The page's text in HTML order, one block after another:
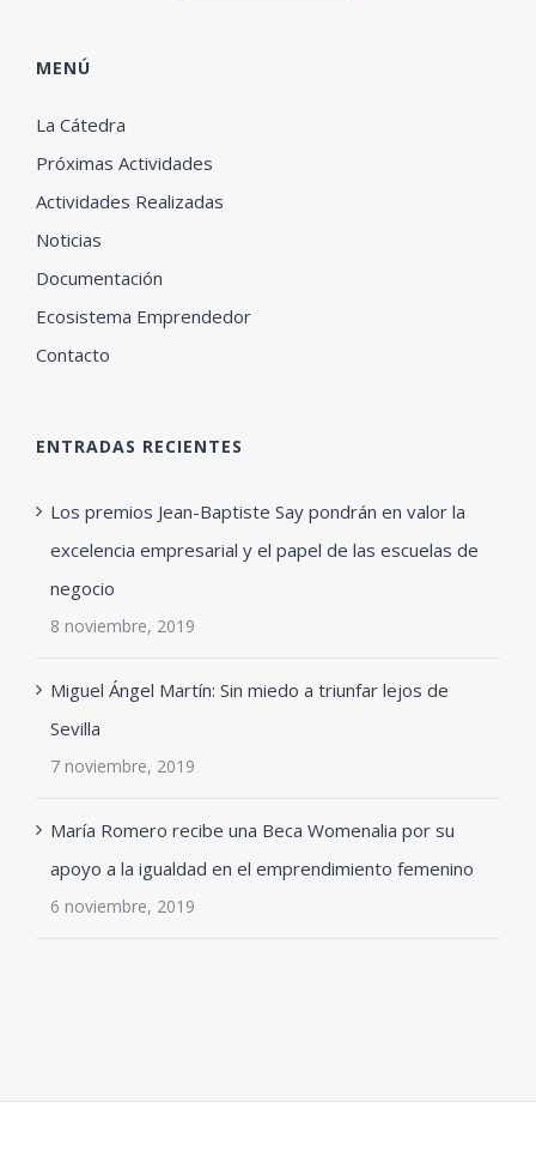
MENÚ
La Cátedra
Próximas Actividades
Actividades Realizadas
Noticias
Documentación
Ecosistema Emprendedor
Contacto
ENTRADAS RECIENTES
Los premios Jean-Baptiste Say pondrán en valor la
excelencia empresarial y el papel de las escuelas de
negocio
8 noviembre, 2019
Miguel Ángel Martín: Sin miedo a triunfar lejos de
Sevilla
7 noviembre, 2019
María Romero recibe una Beca Womenalia por su
apoyo a la igualdad en el emprendimiento femenino
6 noviembre, 2019